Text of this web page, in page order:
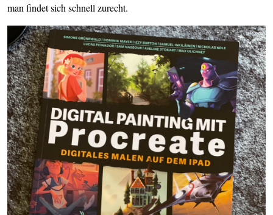
man findet sich schnell zurecht.